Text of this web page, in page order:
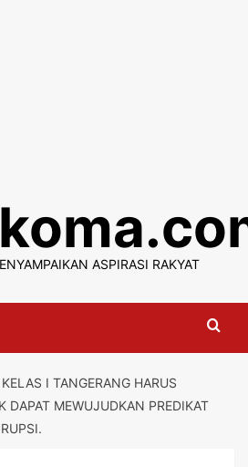
ASPIRASI RAKYAT
I TANGERANG HARUS
DAPAT MEWUJUDKAN PREDIKAT